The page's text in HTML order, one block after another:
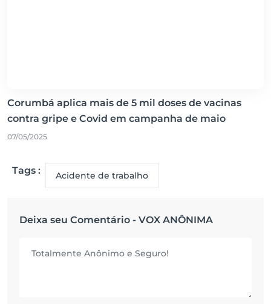
Corumbá aplica mais de 5 mil doses de vacinas
contra gripe e Covid em campanha de maio
07/05/2025
Tags : Acidente de trabalho
Deixa seu Comentário - VOX ANÔNIMA